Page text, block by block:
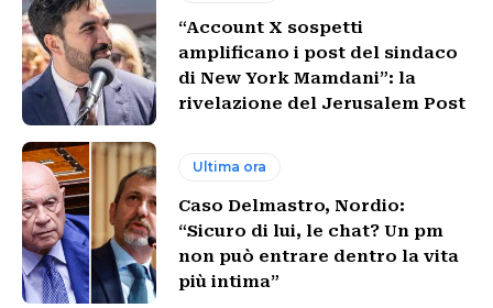
“Account X sospetti
amplificano i post del sindaco
di New York Mamdani”: la
rivelazione del Jerusalem Post
Ultima ora
Caso Delmastro, Nordio:
“Sicuro di lui, le chat? Un pm
non può entrare dentro la vita
più intima”